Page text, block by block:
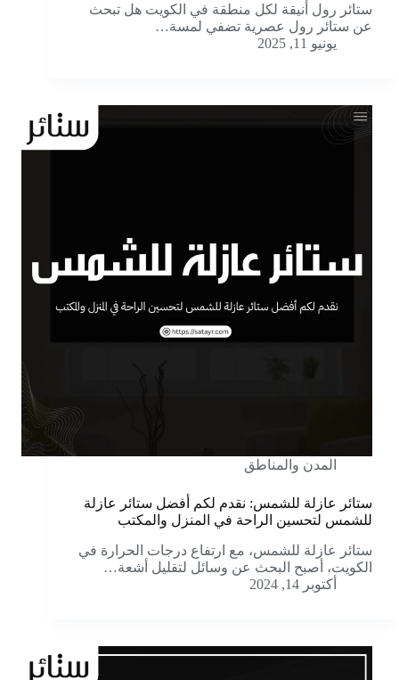
ستائر رول أنيقة لكل منطقة في الكويت هل تبحث
عن ستائر رول عصرية تضفي لمسة…
يونيو 11, 2025
المدن والمناطق
ستائر عازلة للشمس: نقدم لكم أفضل ستائر عازلة
للشمس لتحسين الراحة في المنزل والمكتب
ستائر عازلة للشمس، مع ارتفاع درجات الحرارة في
الكويت، أصبح البحث عن وسائل لتقليل أشعة…
أكتوبر 14, 2024